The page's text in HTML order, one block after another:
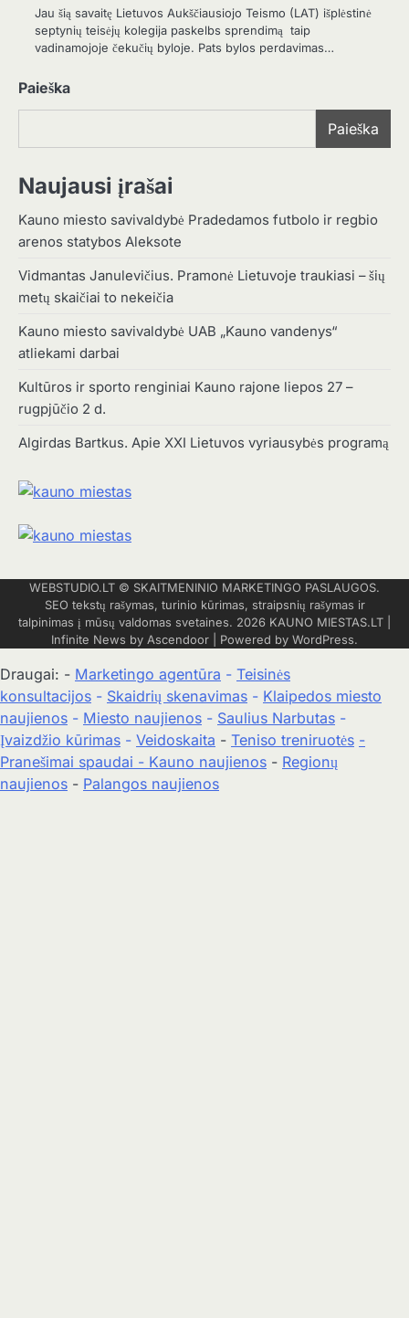
Jau šią savaitę Lietuvos Aukščiausiojo Teismo (LAT) išplėstinė
septynių teisėjų kolegija paskelbs sprendimą taip
vadinamojoje čekučių byloje. Pats bylos perdavimas…
Paieška
Paieška
Naujausi įrašai
Kauno miesto savivaldybė Pradedamos futbolo ir regbio
arenos statybos Aleksote
Vidmantas Janulevičius. Pramonė Lietuvoje traukiasi – šių
metų skaičiai to nekeičia
Kauno miesto savivaldybė UAB „Kauno vandenys“
atliekami darbai
Kultūros ir sporto renginiai Kauno rajone liepos 27 –
rugpjūčio 2 d.
Algirdas Bartkus. Apie XXI Lietuvos vyriausybės programą
WEBSTUDIO.LT © SKAITMENINIO MARKETINGO PASLAUGOS.
SEO tekstų rašymas, turinio kūrimas, straipsnių rašymas ir
talpinimas į mūsų valdomas svetaines. 2026 KAUNO MIESTAS.LT
Infinite News by Ascendoor | Powered by WordPress.
Draugai: - Marketingo agentūra - Teisinės
konsultacijos - Skaidrių skenavimas - Klaipedos miesto
naujienos - Miesto naujienos - Saulius Narbutas -
Įvaizdžio kūrimas - Veidoskaita - Teniso treniruotės -
Pranešimai spaudai - Kauno naujienos - Regionų
naujienos - Palangos naujienos